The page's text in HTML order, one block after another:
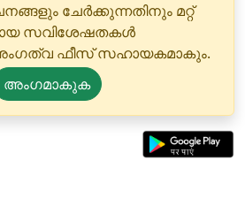
ചേർക്കുന്നതിനും മറ്റ്
സവിശേഷതകൾ
ഫീസ് സഹായകമാകും.
അംഗമാകുക